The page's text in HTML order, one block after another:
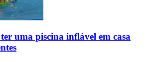
uma piscina inflável em casa